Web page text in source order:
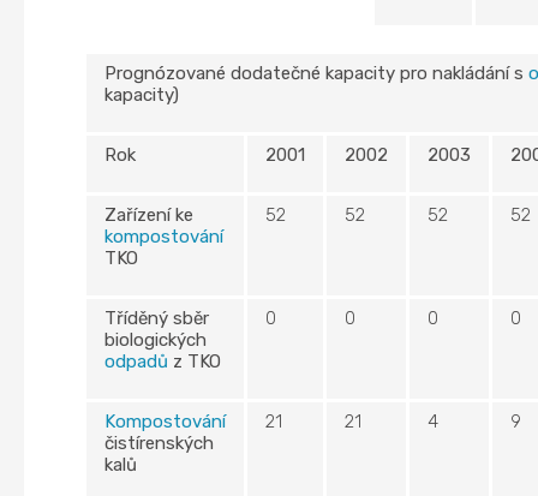
Prognózované dodatečné kapacity pro nakládání s
kapacity)
Rok 2001 2002 2003
Zařízení ke
kompostování
TKO
52 52 52 52
Tříděný sběr
biologických
odpadů z TKO
0 0 0 0
Kompostování
čistírenských
kalů
21 21 4 9